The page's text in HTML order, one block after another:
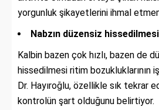
yorgunluk şikayetlerini ihmal
Nabzın düzensiz hissedilmesi
Kalbin bazen çok hızlı, bazen de
hissedilmesi ritim bozukluklarının
Dr. Hayıroğlu, özellikle sık tekrar
kontrolün şart olduğunu belirtiyor.